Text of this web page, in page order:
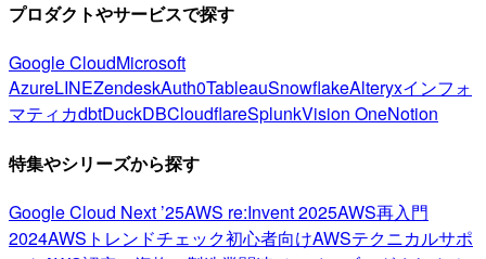
プロダクトやサービスで探す
Google CloudMicrosoft
AzureLINEZendeskAuth0TableauSnowflakeAlteryxインフォ
マティカdbtDuckDBCloudflareSplunkVision OneNotion
特集やシリーズから探す
Google Cloud Next ’25AWS re:Invent 2025AWS再入門
2024AWSトレンドチェック初心者向けAWSテクニカルサポ